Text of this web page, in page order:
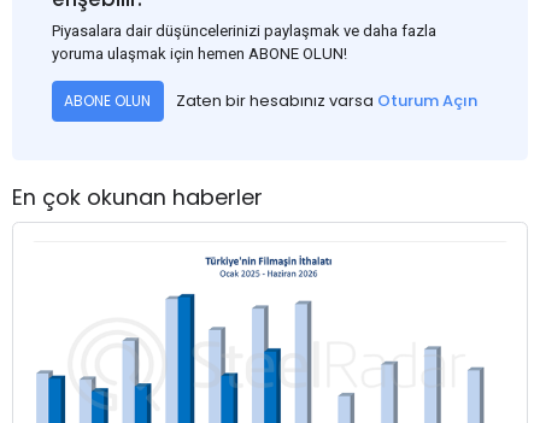
Piyasalara dair düşüncelerinizi paylaşmak ve daha fazla
yoruma ulaşmak için hemen ABONE OLUN!
ABONE OLUN Zaten bir hesabınız varsa Oturum Açın
En çok okunan haberler